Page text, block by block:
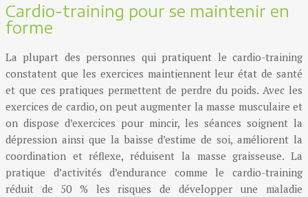
Cardio-training pour se maintenir en
forme
La plupart des personnes qui pratiquent le cardio-training
constatent que les exercices maintiennent leur état de santé
et que ces pratiques permettent de perdre du poids. Avec les
exercices de cardio, on peut augmenter la masse musculaire et
on dispose d’exercices pour mincir, les séances soignent la
dépression ainsi que la baisse d’estime de soi, améliorent la
coordination et réflexe, réduisent la masse graisseuse. La
pratique d’activités d’endurance comme le cardio-training
réduit de 50 % les risques de développer une maladie